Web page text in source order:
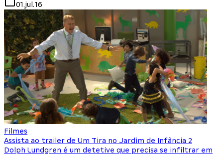
01.jul.16
Filmes
Assista ao trailer de Um Tira no Jardim de Infância 2
Dolph Lundgren é um detetive que precisa se infiltrar em